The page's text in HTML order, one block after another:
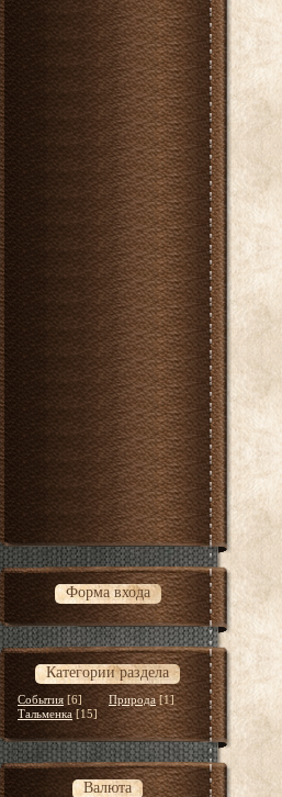
Форма входа
Категории раздела
События [6] Природа [1]
Тальменка [15]
Валюта